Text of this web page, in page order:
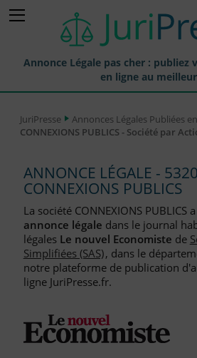
Annonce Légale pas cher : publiez
en ligne au
Annonces Légales Publiées
Journaux Habilités (JAL) Annonces
Départements pour la Publication
Liste des Greffes
Liste des CCI
FAQ
JuriPresse
Annonces Légales Publiées
CONNEXIONS PUBLICS - Société par
ANNONCE LÉGALE -
CONNEXIONS PUBLICS
La société CONNEXIONS PUBLICS
annonce légale dans le journal
légales Le nouvel Economiste de
Simplifiées (SAS), dans le
notre plateforme de publication
ligne JuriPresse.fr.